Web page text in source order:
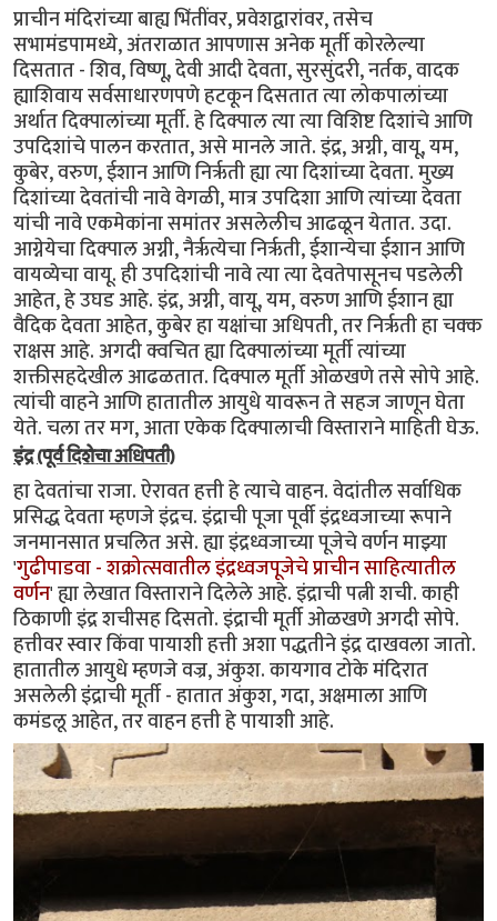
प्राचीन मंदिरांच्या बाह्य भिंतींवर, प्रवेशद्वारांवर, तसेच
सभामंडपामध्ये, अंतराळात आपणास अनेक मूर्ती कोरलेल्या
दिसतात - शिव, विष्णू, देवी आदी देवता, सुरसुंदरी, नर्तक, वादक
ह्याशिवाय सर्वसाधारणपणे हटकून दिसतात त्या लोकपालांच्या
अर्थात दिक्पालांच्या मूर्ती. हे दिक्पाल त्या त्या विशिष्ट दिशांचे आणि
उपदिशांचे पालन करतात, असे मानले जाते. इंद्र, अग्नी, वायू, यम,
कुबेर, वरुण, ईशान आणि निर्ऋती ह्या त्या दिशांच्या देवता. मुख्य
दिशांच्या देवतांची नावे वेगळी, मात्र उपदिशा आणि त्यांच्या देवता
यांची नावे एकमेकांना समांतर असलेलीच आढळून येतात. उदा.
आग्नेयेचा दिक्पाल अग्नी, नैर्ऋत्येचा निर्ऋती, ईशान्येचा ईशान आणि
वायव्येचा वायू. ही उपदिशांची नावे त्या त्या देवतेपासूनच पडलेली
आहेत, हे उघड आहे. इंद्र, अग्नी, वायू, यम, वरुण आणि ईशान ह्या
वैदिक देवता आहेत, कुबेर हा यक्षांचा अधिपती, तर निर्ऋती हा चक्क
राक्षस आहे. अगदी क्वचित ह्या दिक्पालांच्या मूर्ती त्यांच्या
शक्तीसहदेखील आढळतात. दिक्पाल मूर्ती ओळखणे तसे सोपे आहे.
त्यांची वाहने आणि हातातील आयुधे यावरून ते सहज जाणून घेता
येते. चला तर मग, आता एकेक दिक्पालाची विस्ताराने माहिती घेऊ.
इंद्र (पूर्व दिशेचा अधिपती)
हा देवतांचा राजा. ऐरावत हत्ती हे त्याचे वाहन. वेदांतील सर्वाधिक
प्रसिद्ध देवता म्हणजे इंद्रच. इंद्राची पूजा पूर्वी इंद्रध्वजाच्या रूपाने
जनमानसात प्रचलित असे. ह्या इंद्रध्वजाच्या पूजेचे वर्णन माझ्या
'गुढीपाडवा - शक्रोत्सवातील इंद्रध्वजपूजेचे प्राचीन साहित्यातील
वर्णन' ह्या लेखात विस्ताराने दिलेले आहे. इंद्राची पत्नी शची. काही
ठिकाणी इंद्र शचीसह दिसतो. इंद्राची मूर्ती ओळखणे अगदी सोपे.
हत्तीवर स्वार किंवा पायाशी हत्ती अशा पद्धतीने इंद्र दाखवला जातो.
हातातील आयुधे म्हणजे वज्र, अंकुश. कायगाव टोके मंदिरात
असलेली इंंद्राची मूर्ती - हातात अंकुश, गदा, अक्षमाला आणि
कमंडलू आहेत, तर वाहन हत्ती हे पायाशी आहे.